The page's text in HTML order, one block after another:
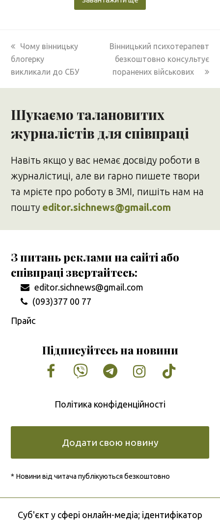
previous
post:
Чому вінницьку
блогерку
викликали до СБУ
next
post:
Вінницький психотерапевт
безкоштовно консультує
поранених військових
Шукаємо талановитих
журналістів для співпраці
Навіть якщо у вас немає досвіду роботи в
журналістиці, але ви гарно пишете твори
та мрієте про роботу в ЗМІ, пишіть нам на
пошту editor.sichnews@gmail.com
З питань реклами на сайті або
співпраці звертайтесь:
editor.sichnews@gmail.com
(093)377 00 77
Прайс
Підписуйтесь на новини
Facebook
VimeoTumblrInstagram
Tiktok
Політика конфіденційності
Додати свою новину
* Новини від читача публікуються безкоштовно
Cуб'єкт у сфері онлайн-медіа; ідентифікатор